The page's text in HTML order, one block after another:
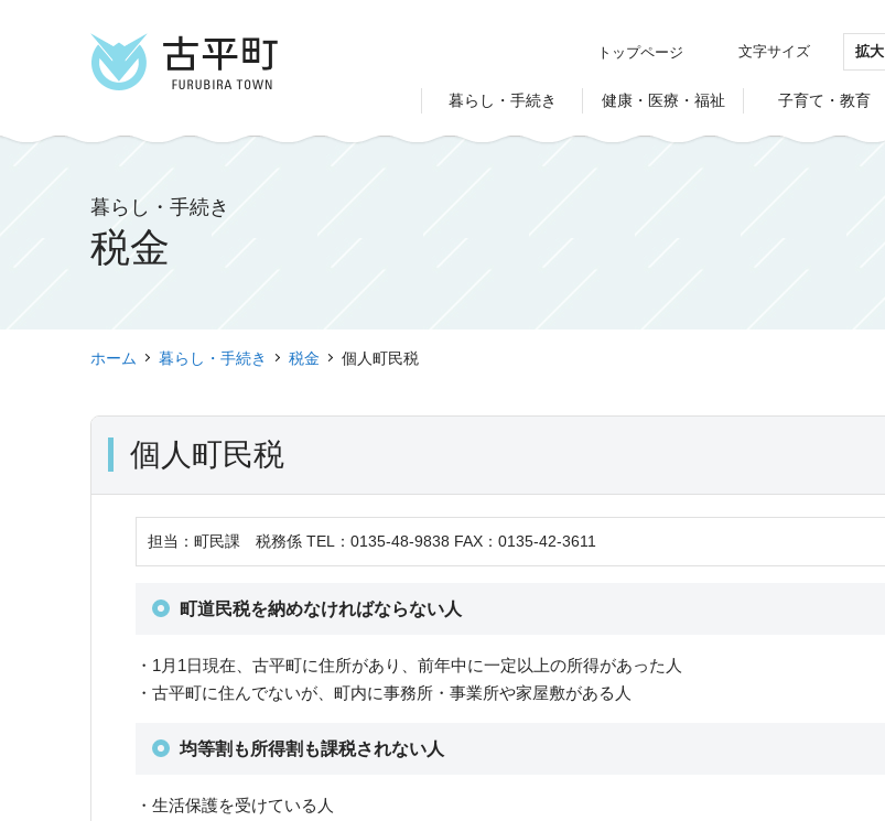
暮らし・手続き 健康・医療・福祉 子育て・教育
トップページ 文字サイズ 拡大
暮らし・手続き
税金
ホーム 暮らし・手続き 税金 個人町民税
個人町民税
担当：町民課 税務係 TEL：0135-48-9838 FAX：0135-42-3611
町道民税を納めなければならない人
・1月1日現在、古平町に住所があり、前年中に一定以上の所得があった人
・古平町に住んでないが、町内に事務所・事業所や家屋敷がある人
均等割も所得割も課税されない人
・生活保護を受けている人